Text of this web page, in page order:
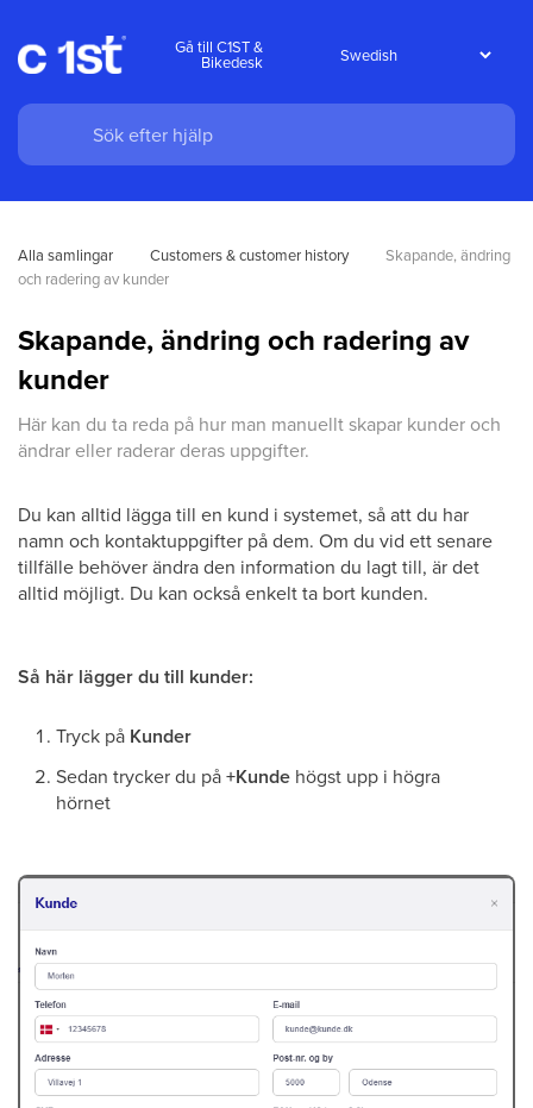
Gå till C1ST &
Bikedesk
Alla samlingar Customers & customer history
Skapande, ändring
och radering av kunder
Skapande, ändring och radering av
kunder
Här kan du ta reda på hur man manuellt skapar kunder och
ändrar eller raderar deras uppgifter.
Du kan alltid lägga till en kund i systemet, så att du har
namn och kontaktuppgifter på dem. Om du vid ett senare
tillfälle behöver ändra den information du lagt till, är det
alltid möjligt. Du kan också enkelt ta bort kunden.
Så här lägger du till kunder:
Tryck på Kunder
Sedan trycker du på+Kunde högst upp i högra
hörnet